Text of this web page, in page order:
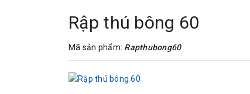
Rập thú bông 60
Mã sản phẩm: Rapthubong60